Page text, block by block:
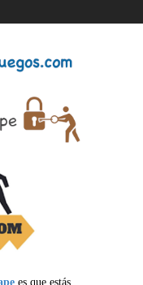
es que estás